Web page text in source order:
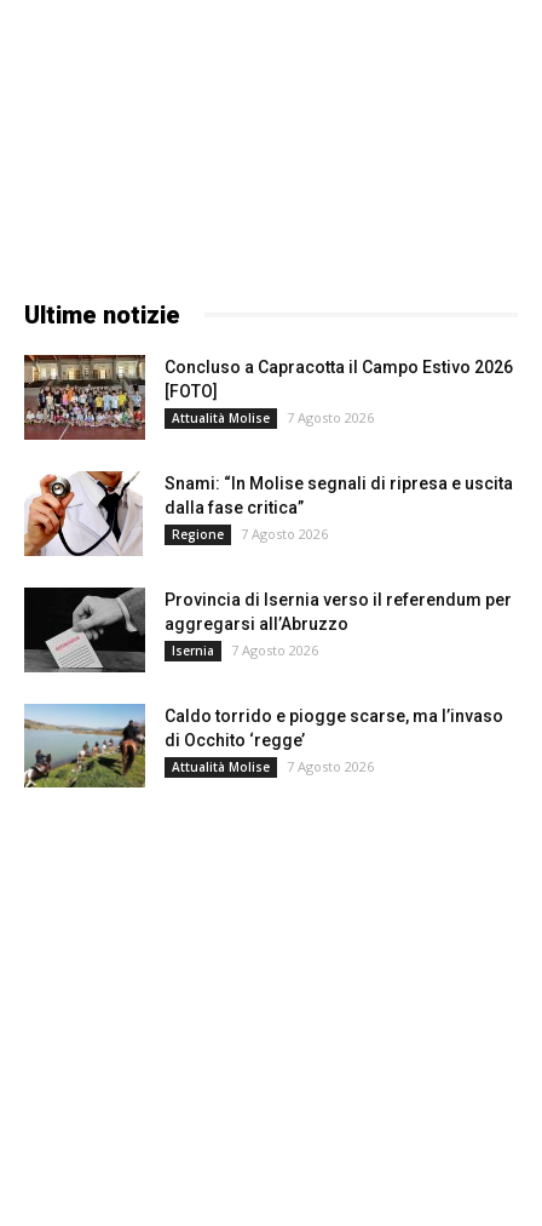
Ultime notizie
Concluso a Capracotta il Campo Estivo 2026
[FOTO]
Attualità Molise 7 Agosto 2026
Snami: “In Molise segnali di ripresa e uscita
dalla fase critica”
Regione 7 Agosto 2026
Provincia di Isernia verso il referendum per
aggregarsi all’Abruzzo
Isernia 7 Agosto 2026
Caldo torrido e piogge scarse, ma l’invaso
di Occhito ‘regge’
Attualità Molise 7 Agosto 2026